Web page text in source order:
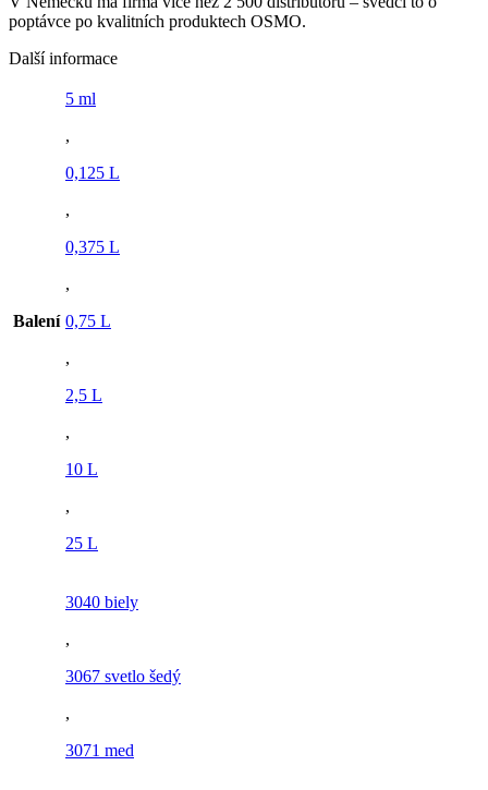
poptávce po kvalitních produktech OSMO.
Další informace
Balení
5 ml
,
0,125 L
,
0,375 L
,
0,75 L
,
2,5 L
,
10 L
,
25 L
3040 biely
,
3067 svetlo šedý
,
3071 med